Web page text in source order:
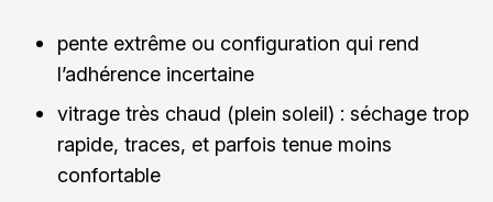
pente extrême ou configuration qui rend
l’adhérence incertaine
vitrage très chaud (plein soleil) : séchage trop
rapide, traces, et parfois tenue moins
confortable